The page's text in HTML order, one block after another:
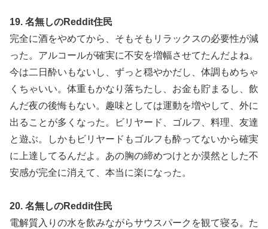
19. 名無しのReddit住民
完全に酒をやめてから、そもそもリラックスの必要性が減
った。アルコールが確実に不安を増幅させてたんだよね。
今は二日酔いもないし、ずっと穏やかだし、体調もめちゃ
くちゃいい。体重もかなり落ちたし、お金も貯まるし、飲
んだ夜の後悔もない。趣味としては運動を増やして、外に
出ることが多くなった。ビリヤード、ゴルフ、料理、友達
と遊ぶ。しかもビリヤードもゴルフも酔ってないから確実
に上達してるんだよ。あの胸の締めつけとか漠然とした不
安感が完全に消えて、本当に楽になった。
20. 名無しのReddit住民
電解質入りの水を飲みながらサウスパークを観て寝る。た